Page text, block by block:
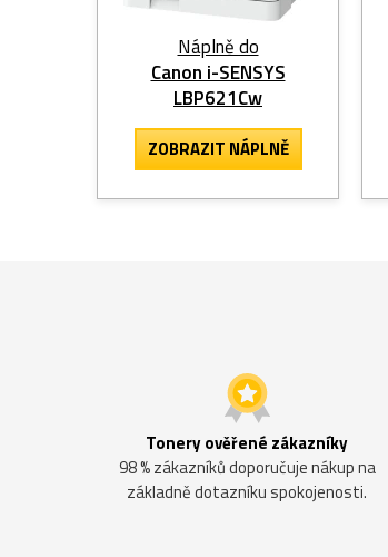
Náplně do
Canon i-SENSYS
LBP621Cw
ZOBRAZITNÁPLNĚ
Tonery ověřené zákazníky
98 % zákazníků doporučuje nákup na
základně dotazníku spokojenosti.